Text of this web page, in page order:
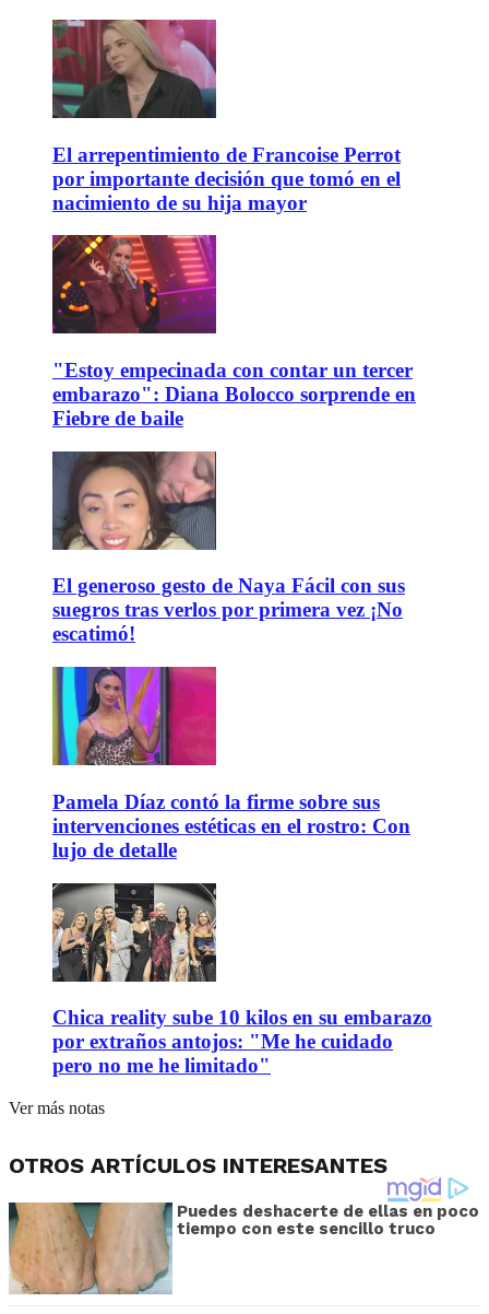
El arrepentimiento de Francoise Perrot
por importante decisión que tomó en el
nacimiento de su hija mayor
"Estoy empecinada con contar un tercer
embarazo": Diana Bolocco sorprende en
Fiebre de baile
El generoso gesto de Naya Fácil con sus
suegros tras verlos por primera vez ¡No
escatimó!
Pamela Díaz contó la firme sobre sus
intervenciones estéticas en el rostro: Con
lujo de detalle
Chica reality sube 10 kilos en su embarazo
por extraños antojos: "Me he cuidado
pero no me he limitado"
Ver más notas
OTROS ARTÍCULOS INTERESANTES
Puedes deshacerte de ellas en poco
tiempo con este sencillo truco